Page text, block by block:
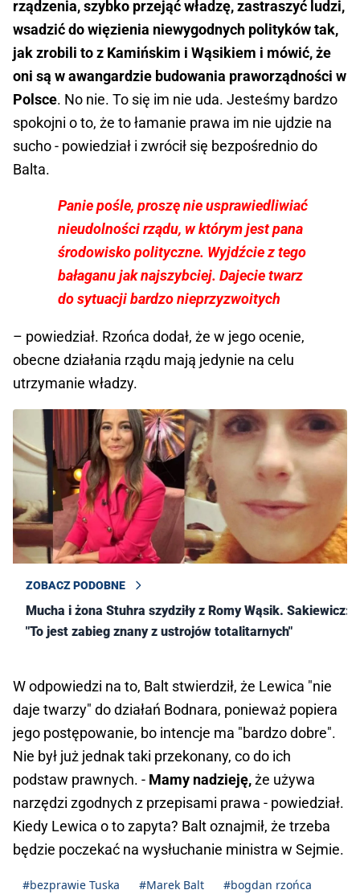
rządzenia, szybko przejąć władzę, zastraszyć ludzi,
wsadzić do więzienia niewygodnych polityków tak,
jak zrobili to z Kamińskim i Wąsikiem i mówić, że
oni są w awangardzie budowania praworządności w
Polsce. No nie. To się im nie uda. Jesteśmy bardzo
spokojni o to, że to łamanie prawa im nie ujdzie na
sucho - powiedział i zwrócił się bezpośrednio do
Balta.
Panie pośle, proszę nie usprawiedliwiać
nieudolności rządu, w którym jest pana
środowisko polityczne. Wyjdźcie z tego
bałaganu jak najszybciej. Dajecie twarz
do sytuacji bardzo nieprzyzwoitych
– powiedział. Rzońca dodał, że w jego ocenie,
obecne działania rządu mają jedynie na celu
utrzymanie władzy.
ZOBACZ PODOBNE
Mucha i żona Stuhra szydziły z Romy Wąsik. Sakiewicz:
"To jest zabieg znany z ustrojów totalitarnych"
W odpowiedzi na to, Balt stwierdził, że Lewica "nie
daje twarzy" do działań Bodnara, ponieważ popiera
jego postępowanie, bo intencje ma "bardzo dobre".
Nie był już jednak taki przekonany, co do ich
podstaw prawnych. - Mamy nadzieję,że używa
narzędzi zgodnych z przepisami prawa - powiedział.
Kiedy Lewica o to zapyta? Balt oznajmił, że trzeba
będzie poczekać na wysłuchanie ministra w Sejmie.
#bezprawie Tuska #Marek Balt #bogdan rzońca